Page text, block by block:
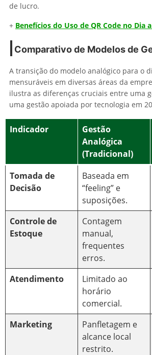
de lucro.
+ Benefícios do Uso de QR Code no Dia
Comparativo de Modelos de
A transição do modelo analógico para o
mensuráveis em diversas áreas da
ilustra as diferenças cruciais entre uma
uma gestão apoiada por tecnologia em
Indicador
Gestão
Analógica
(Tradicional)
Tomada de
Decisão
Baseada em
“feeling” e
suposições.
Controle de
Estoque
Contagem
manual,
frequentes
erros.
Atendimento
Limitado ao
horário
comercial.
Marketing
Panfletagem e
alcance local
restrito.